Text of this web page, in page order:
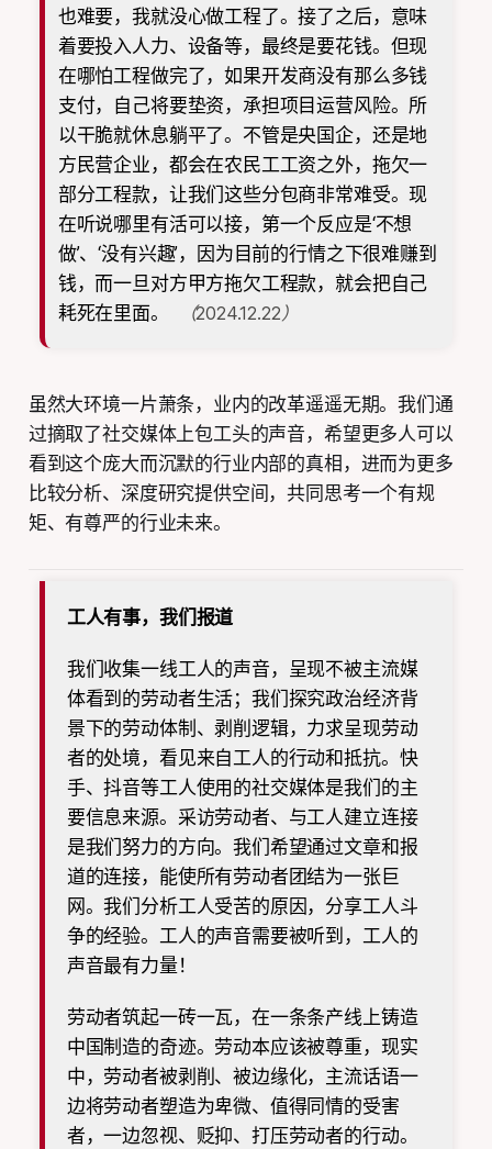
也难要，我就没心做工程了。接了之后，意味
着要投入人力、设备等，最终是要花钱。但现
在哪怕工程做完了，如果开发商没有那么多钱
支付，自己将要垫资，承担项目运营风险。所
以干脆就休息躺平了。不管是央国企，还是地
方民营企业，都会在农民工工资之外，拖欠一
部分工程款，让我们这些分包商非常难受。现
在听说哪里有活可以接，第一个反应是‘不想
做’、‘没有兴趣’，因为目前的行情之下很难赚到
钱，而一旦对方甲方拖欠工程款，就会把自己
耗死在里面。
（2024.12.22）
虽然大环境一片萧条，业内的改革遥遥无期。我们通
过摘取了社交媒体上包工头的声音，希望更多人可以
看到这个庞大而沉默的行业内部的真相，进而为更多
比较分析、深度研究提供空间，共同思考一个有规
矩、有尊严的行业未来。
工人有事，我们报道
我们收集一线工人的声音，呈现不被主流媒
体看到的劳动者生活；我们探究政治经济背
景下的劳动体制、剥削逻辑，力求呈现劳动
者的处境，看见来自工人的行动和抵抗。快
手、抖音等工人使用的社交媒体是我们的主
要信息来源。采访劳动者、与工人建立连接
是我们努力的方向。我们希望通过文章和报
道的连接，能使所有劳动者团结为一张巨
网。我们分析工人受苦的原因，分享工人斗
争的经验。工人的声音需要被听到，工人的
声音最有力量！
劳动者筑起一砖一瓦，在一条条产线上铸造
中国制造的奇迹。劳动本应该被尊重，现实
中，劳动者被剥削、被边缘化，主流话语一
边将劳动者塑造为卑微、值得同情的受害
者，一边忽视、贬抑、打压劳动者的行动。